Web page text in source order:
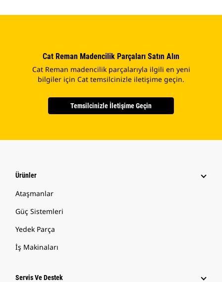
Cat Reman Madencilik Parçaları Satın Alın
Cat Reman madencilik parçalarıyla ilgili en yeni
bilgiler için Cat temsilcinizle iletişime geçin.
Temsilcinizle İletişime Geçin
Ürünler
Ataşmanlar
Güç Sistemleri
Yedek Parça
İş Makinaları
Servis Ve Destek